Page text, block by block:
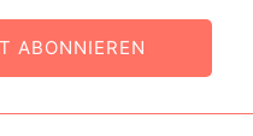
ABONNIEREN